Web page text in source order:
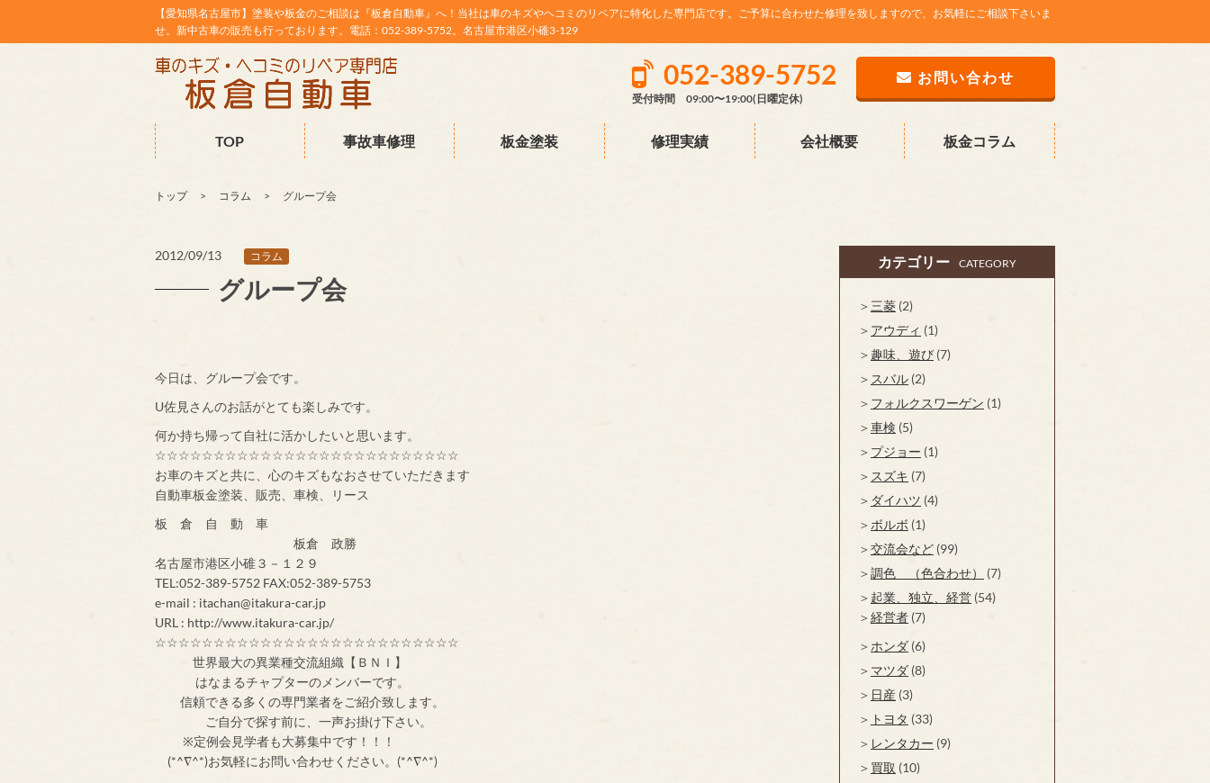
【愛知県名古屋市】塗装や板金のご相談は『板倉自動車』へ！当社は車のキズやヘコミのリペアに特化した専門店です。ご予算に合わせた修理を致しますので、お気軽にご相談下さいま
せ。新中古車の販売も行っております。電話：052-389-5752。名古屋市港区小碓3-129
052-389-5752
受付時間 09:00〜19:00(日曜定休)
お問い合わせ
TOP 事故車修理 板金塗装 修理実績 会社概要 板金コラム
トップ コラム グループ会
2012/09/13 コラム
グループ会
今日は、グループ会です。
U佐見さんのお話がとても楽しみです。
何か持ち帰って自社に活かしたいと思います。
☆☆☆☆☆☆☆☆☆☆☆☆☆☆☆☆☆☆☆☆☆☆☆☆☆☆
お車のキズと共に、心のキズもなおさせていただきます
自動車板金塗装、販売、車検、リース
板 倉 自 動 車
板倉 政勝
名古屋市港区小碓３－１２９
TEL:052-389-5752 FAX:052-389-5753
e-mail : itachan@itakura-car.jp
URL : http://www.itakura-car.jp/
☆☆☆☆☆☆☆☆☆☆☆☆☆☆☆☆☆☆☆☆☆☆☆☆☆☆
世界最大の異業種交流組織【ＢＮＩ】
はなまるチャプターのメンバーです。
信頼できる多くの専門業者をご紹介致します。
ご自分で探す前に、一声お掛け下さい。
※定例会見学者も大募集中です！！！
(*^∇^*)お気軽にお問い合わせください。(*^∇^*)
カテゴリー CATEGORY
三菱 (2)
アウディ (1)
趣味、遊び (7)
スバル (2)
フォルクスワーゲン (1)
車検 (5)
プジョー (1)
スズキ (7)
ダイハツ (4)
ボルボ (1)
交流会など (99)
調色 （色合わせ）
(7)
起業、独立、経営 (54)
経営者 (7)
ホンダ (6)
マツダ (8)
日産 (3)
トヨタ (33)
レンタカー (9)
買取 (10)